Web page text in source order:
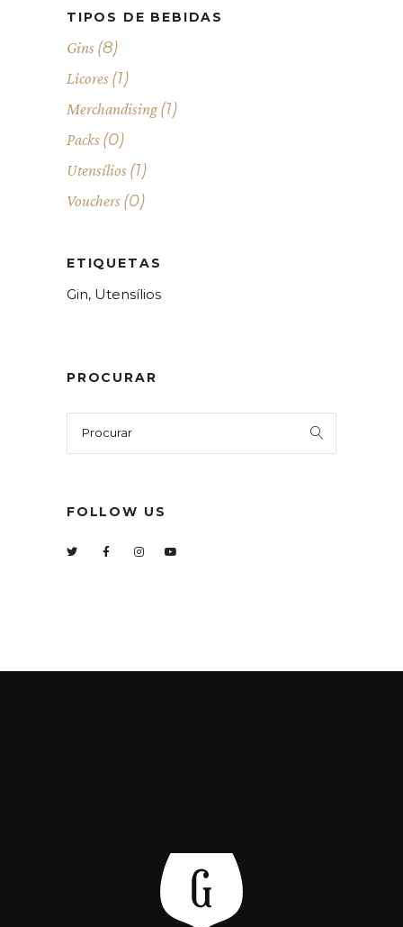
TIPOS DE BEBIDAS
Gins (8)
Licores (1)
Merchandising (1)
Packs (0)
Utensílios (1)
Vouchers (0)
ETIQUETAS
Gin Utensílios
PROCURAR
Search
for:
FOLLOW US